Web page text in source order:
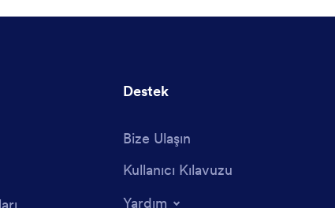
Destek
Bize Ulaşın
Kullanıcı Kılavuzu
Yardım